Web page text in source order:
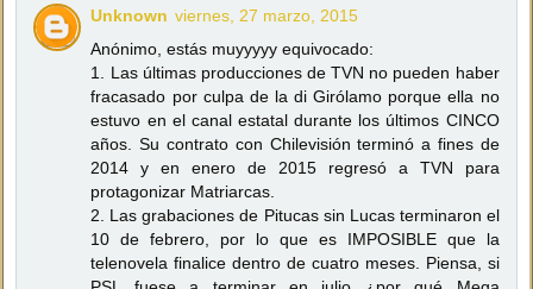
Unknown viernes, 27 marzo, 2015
Anónimo, estás muyyyyy equivocado:
1. Las últimas producciones de TVN no pueden haber
fracasado por culpa de la di Girólamo porque ella no
estuvo en el canal estatal durante los últimos CINCO
años. Su contrato con Chilevisión terminó a fines de
2014 y en enero de 2015 regresó a TVN para
protagonizar Matriarcas.
2. Las grabaciones de Pitucas sin Lucas terminaron el
10 de febrero, por lo que es IMPOSIBLE que la
telenovela finalice dentro de cuatro meses. Piensa, si